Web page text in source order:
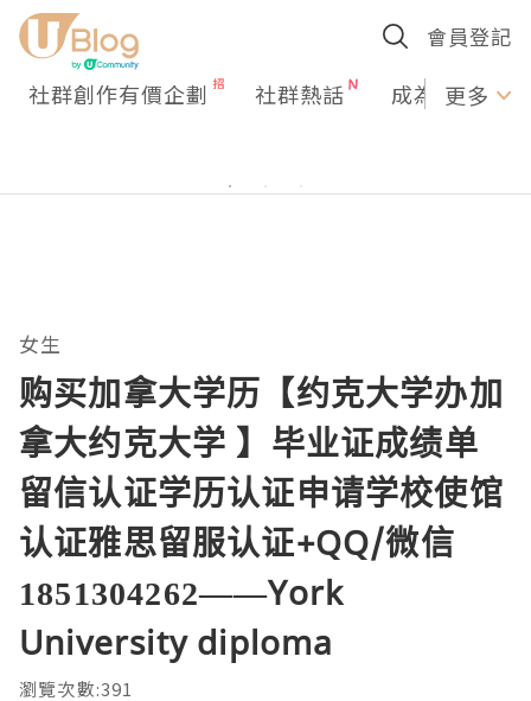
會員登記
社群創作有價企劃 社群熱話 成為U更多
女生
购买加拿大学历【约克大学办加
拿大约克大学 】毕业证成绩单
留信认证学历认证申请学校使馆
认证雅思留服认证+QQ/微信
1851304262——York
University diploma
瀏覽次數:391